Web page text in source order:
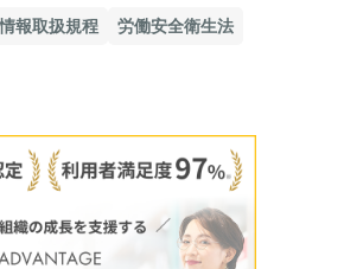
報取扱規程 労働安全衛生法